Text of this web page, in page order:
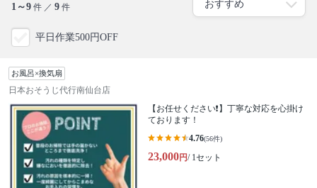
1～9 件 ／ 9 件
平日作業500円OFF
お風呂×換気扇
日本おそうじ代行南仙台店
【お任せください❗️】丁寧な対応を心掛け
ております！
4.76(56件)
23,000円/ 1セット